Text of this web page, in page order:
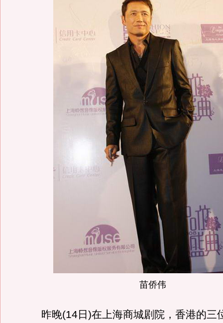
苗侨伟
昨晚(14日)在上海商城剧院，香港的三